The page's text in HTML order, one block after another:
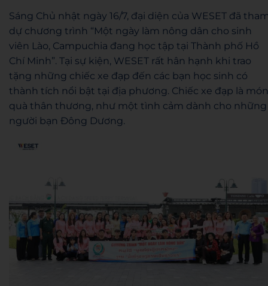
Sáng Chủ nhật ngày 16/7, đại diện của WESET đã
dự chương trình “Một ngày làm nông dân cho sinh
viên Lào, Campuchia đang học tập tại Thành phố Hồ
Chí Minh”. Tại sự kiện, WESET rất hân hạnh khi trao
tặng những chiếc xe đạp đến các bạn học sinh có
thành tích nổi bật tại địa phương. Chiếc xe đạp là món
quà thân thương, như một tình cảm dành cho những
người bạn Đông Dương.